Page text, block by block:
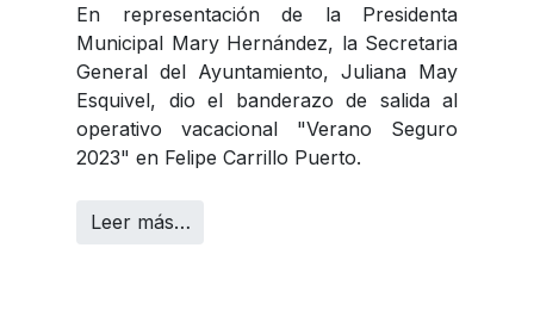
En representación de la Presidenta
Municipal Mary Hernández, la Secretaria
General del Ayuntamiento, Juliana May
Esquivel, dio el banderazo de salida al
operativo vacacional "Verano Seguro
2023" en Felipe Carrillo Puerto.
Leer más…